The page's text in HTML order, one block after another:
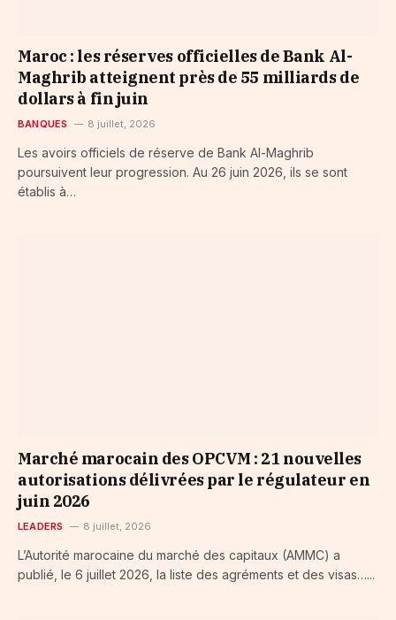
Maroc : les réserves officielles de Bank Al-
Maghrib atteignent près de 55 milliards de
dollars à fin juin
BANQUES 8 juillet, 2026
Les avoirs officiels de réserve de Bank Al-Maghrib
poursuivent leur progression. Au 26 juin 2026, ils se sont
établis à…
Marché marocain des OPCVM : 21 nouvelles
autorisations délivrées par le régulateur en
juin 2026
LEADERS 8 juillet, 2026
L’Autorité marocaine du marché des capitaux (AMMC) a
publié, le 6 juillet 2026, la liste des agréments et des visas…...